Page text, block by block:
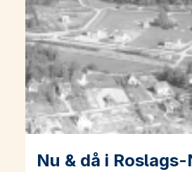
Nu & då i
Läs mer om Nu & då i Roslags-